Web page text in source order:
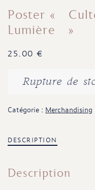
Poster «
Lumière »
25.00 €
Rupture de
Catégorie : Merchandising
DESCRIPTION
Description